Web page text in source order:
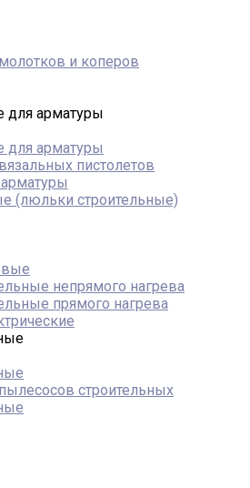
и коперов
для арматуры
для арматуры
пистолетов
(люльки строительные)
непрямого нагрева
прямого нагрева
строительных